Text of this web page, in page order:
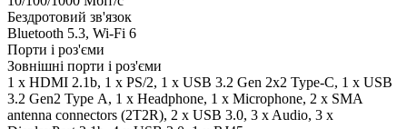
Бездротовий зв'язок
Bluetooth 5.3, Wi-Fi 6
Порти і роз'єми
Зовнішні порти і роз'єми
1 x HDMI 2.1b, 1 x PS/2, 1 x USB 3.2 Gen 2x2 Type-C, 1 x USB
3.2 Gen2 Type А, 1 x Нeadphone, 1 х Microphone, 2 x SMA
antenna connectors (2T2R), 2 x USB 3.0, 3 x Audio, 3 x